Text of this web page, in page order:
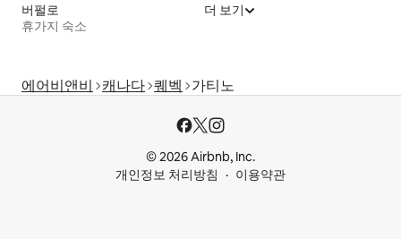
버펄로
휴가지 숙소
더 보기
에어비앤비 캐나다 퀘벡 가티노
© 2026 Airbnb, Inc.
개인정보 처리방침
이용약관